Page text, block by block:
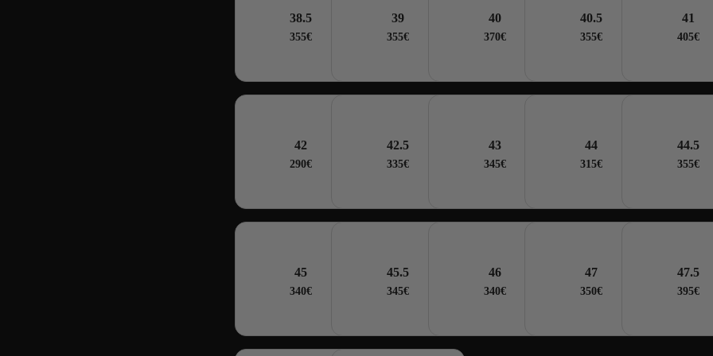
38.5
355€
39
355€
40
370€
40.5
355€
41
405€
42
290€
42.5
335€
43
345€
44
315€
44.5
355€
45
340€
45.5
345€
46
340€
47
350€
47.5
395€